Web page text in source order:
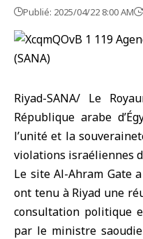
Publié: 2025/04/22 8:00 AM
Riyad-SANA/ Le
République arabe
l’unité et la
violations israéliennes
Le site Al-Ahram Gate
ont tenu à Riyad une
consultation politique
par le ministre